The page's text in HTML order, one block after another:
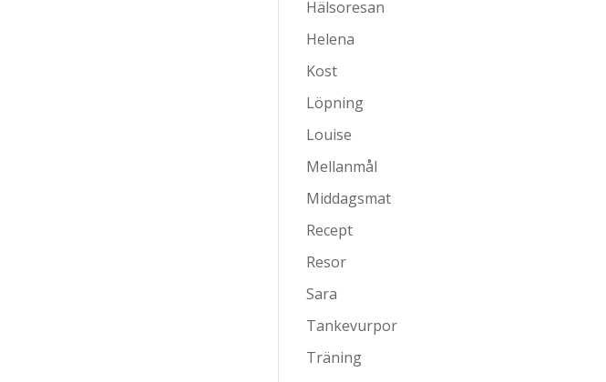
Hälsoresan
Helena
Kost
Löpning
Louise
Mellanmål
Middagsmat
Recept
Resor
Sara
Tankevurpor
Träning